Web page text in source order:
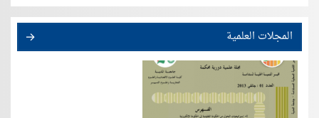
المجلات العلمية